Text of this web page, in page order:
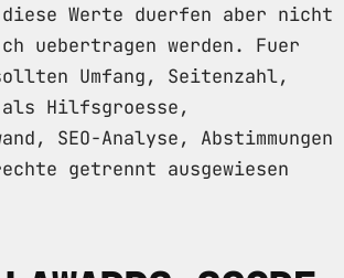
Werte duerfen aber nicht
uebertragen werden. Fuer
Umfang, Seitenzahl,
Hilfsgroesse,
SEO-Analyse, Abstimmungen
getrennt ausgewiesen